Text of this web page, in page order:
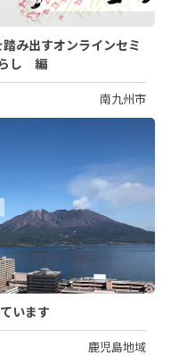
み出すオンラインセミ
らし 編
南九州市
います
鹿児島地域